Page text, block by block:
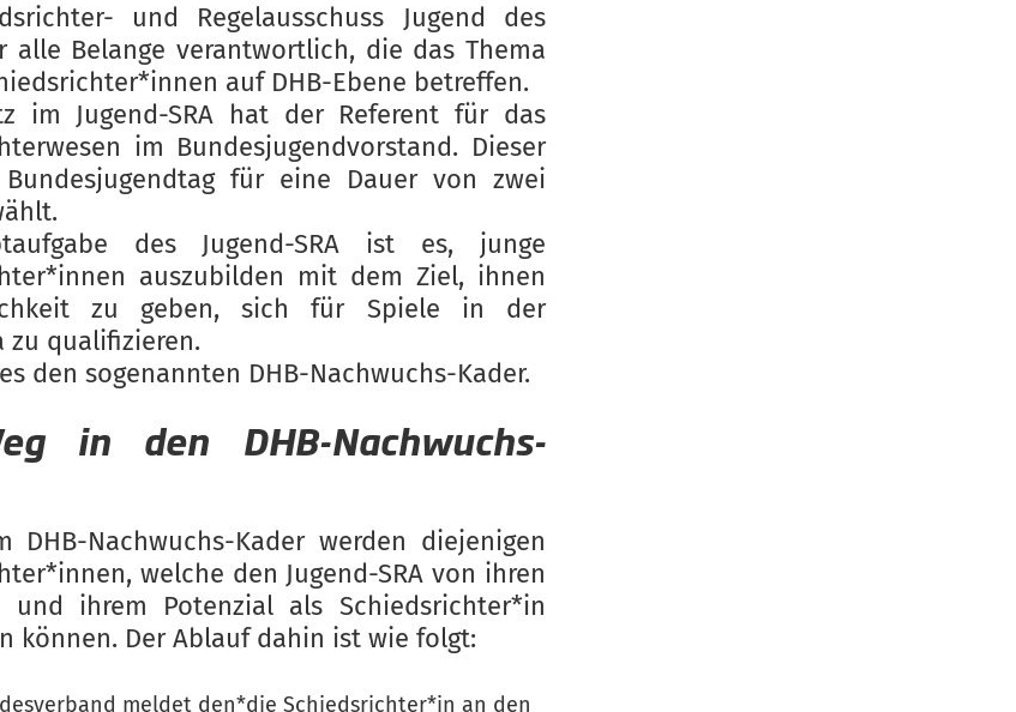
und Regelausschuss Jugend des
alle Belange verantwortlich, die das Thema
auf DHB-Ebene betreffen.
im Jugend-SRA hat der Referent für das
im Bundesjugendvorstand. Dieser
für eine Dauer von zwei
des Jugend-SRA ist es, junge
auszubilden mit dem Ziel, ihnen
zu geben, sich für Spiele in der
zu qualifizieren.
den sogenannten DHB-Nachwuchs-Kader.
in den DHB-Nachwuchs-
DHB-Nachwuchs-Kader werden diejenigen
welche den Jugend-SRA von ihren
und ihrem Potenzial als Schiedsrichter*in
können. Der Ablauf dahin ist wie folgt:
meldet den*die Schiedsrichter*in an den